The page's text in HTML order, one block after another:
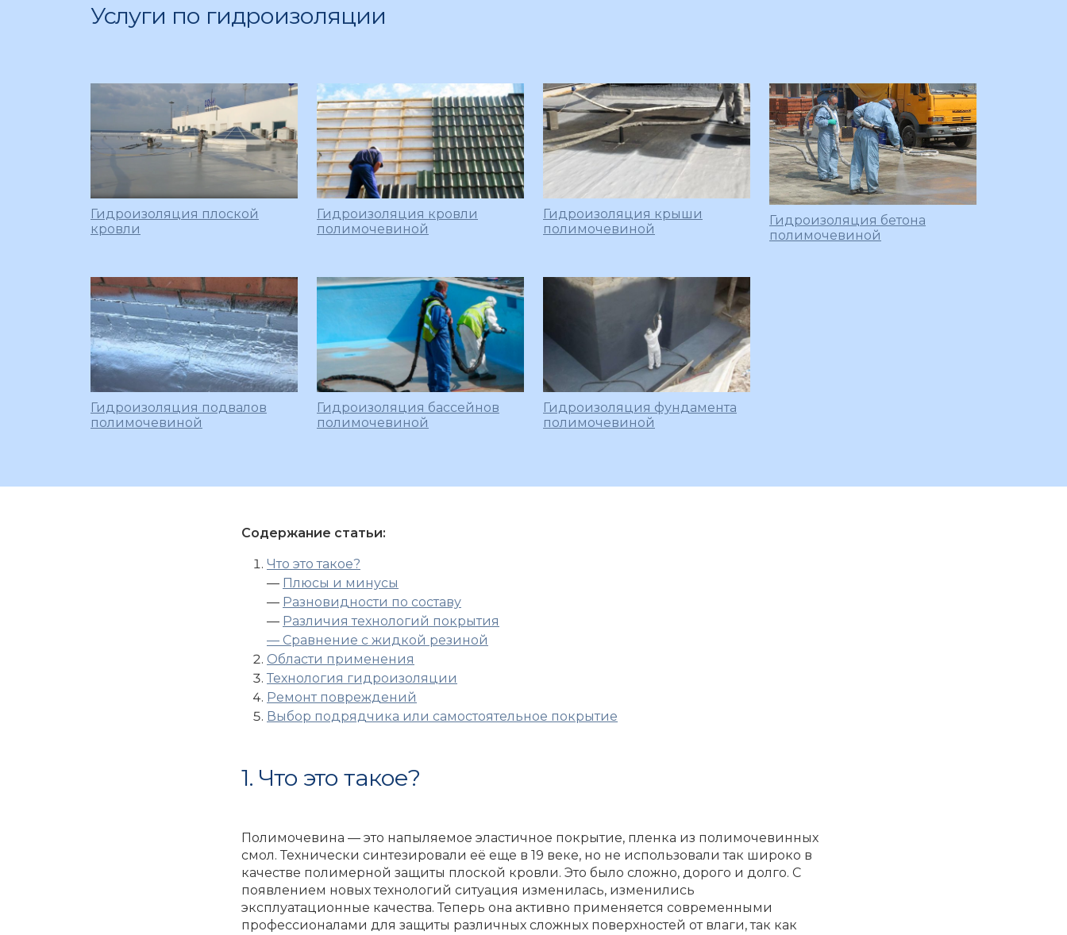
Услуги по гидроизоляции
Гидроизоляция плоской
кровли
Гидроизоляция кровли
полимочевиной
Гидроизоляция крыши
полимочевиной
Гидроизоляция бетона
полимочевиной
Гидроизоляция подвалов
полимочевиной
Гидроизоляция бассейнов
полимочевиной
Гидроизоляция фундамента
полимочевиной
Содержание статьи:
Что это такое?
— Плюсы и минусы
— Разновидности по составу
— Различия технологий покрытия
— Сравнение с жидкой резиной
Области применения
Технология гидроизоляции
Ремонт повреждений
Выбор подрядчика или самостоятельное покрытие
1. Что это такое?
Полимочевина — это напыляемое эластичное покрытие, пленка из полимочевинных
смол. Технически синтезировали её еще в 19 веке, но не использовали так широко в
качестве полимерной защиты плоской кровли. Это было сложно, дорого и долго. С
появлением новых технологий ситуация изменилась, изменились
эксплуатационные качества. Теперь она активно применяется современными
профессионалами для защиты различных сложных поверхностей от влаги, так как